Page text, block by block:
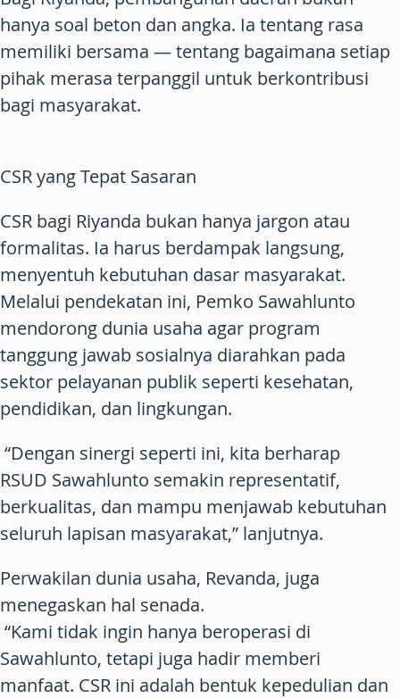
hanya soal beton dan angka. Ia tentang rasa
memiliki bersama — tentang bagaimana setiap
pihak merasa terpanggil untuk berkontribusi
bagi masyarakat.
CSR yang Tepat Sasaran
CSR bagi Riyanda bukan hanya jargon atau
formalitas. Ia harus berdampak langsung,
menyentuh kebutuhan dasar masyarakat.
Melalui pendekatan ini, Pemko Sawahlunto
mendorong dunia usaha agar program
tanggung jawab sosialnya diarahkan pada
sektor pelayanan publik seperti kesehatan,
pendidikan, dan lingkungan.
“Dengan sinergi seperti ini, kita berharap
RSUD Sawahlunto semakin representatif,
berkualitas, dan mampu menjawab kebutuhan
seluruh lapisan masyarakat,” lanjutnya.
Perwakilan dunia usaha, Revanda, juga
menegaskan hal senada.
“Kami tidak ingin hanya beroperasi di
Sawahlunto, tetapi juga hadir memberi
manfaat. CSR ini adalah bentuk kepedulian dan